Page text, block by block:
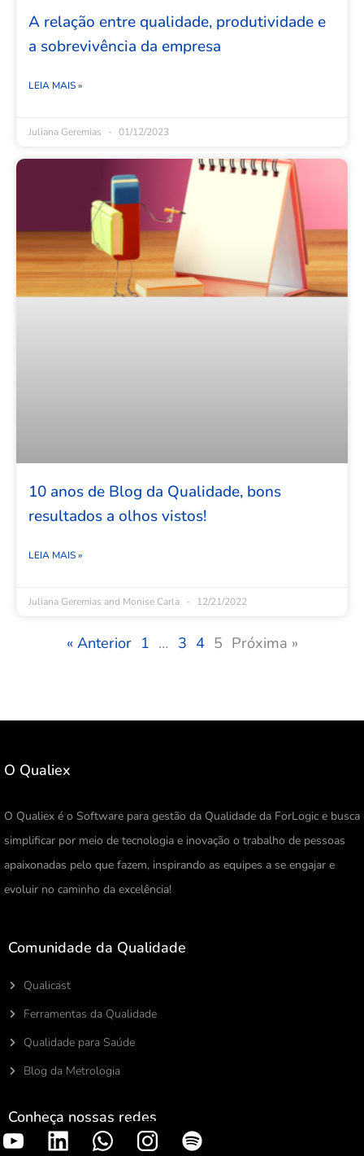
A relação entre qualidade, produtividade e
a sobrevivência da empresa
LEIA MAIS »
Juliana Geremias 01/12/2023
10 anos de Blog da Qualidade, bons
resultados a olhos vistos!
LEIA MAIS »
Juliana Geremias and Monise Carla 12/21/2022
« Anterior 1 … 3 4 5 Próxima »
O Qualiex
O Qualiex é o Software para gestão da Qualidade da ForLogic e busca
simplificar por meio de tecnologia e inovação o trabalho de pessoas
apaixonadas pelo que fazem, inspirando as equipes a se engajar e
evoluir no caminho da excelência!
Comunidade da Qualidade
Qualicast
Ferramentas da Qualidade
Qualidade para Saúde
Blog da Metrologia
Conheça nossas redes